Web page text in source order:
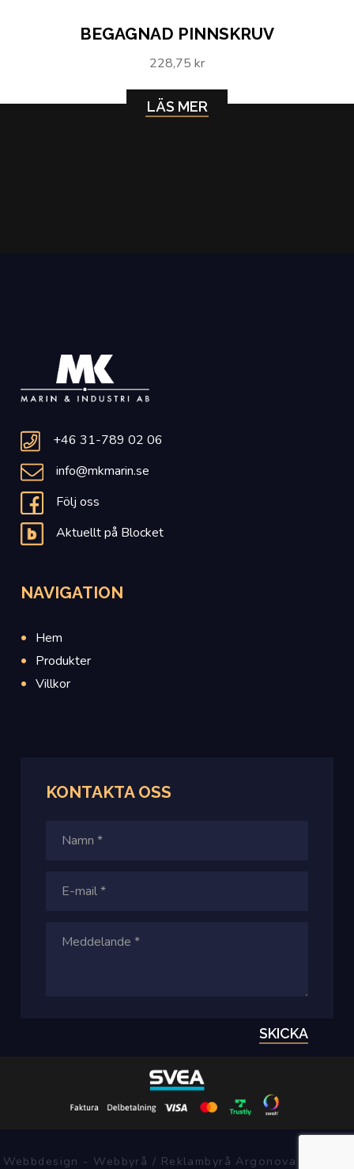
BEGAGNAD PINNSKRUV
228,75 kr
LÄS MER
+46 31-789 02 06
info@mkmarin.se
Följ oss
Aktuellt på Blocket
NAVIGATION
Hem
Produkter
Villkor
KONTAKTA OSS
SKICKA
Webbdesign - Webbyrå / Reklambyrå Argonova Systems